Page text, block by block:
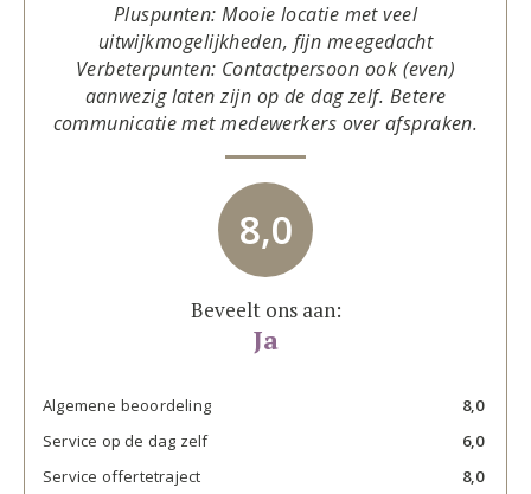
Pluspunten: Mooie locatie met veel
uitwijkmogelijkheden, fijn meegedacht
Verbeterpunten: Contactpersoon ook (even)
aanwezig laten zijn op de dag zelf. Betere
communicatie met medewerkers over afspraken.
8,0
Beveelt ons aan:
Ja
Algemene beoordeling
8,0
Service op de dag zelf
6,0
Service offertetraject
8,0